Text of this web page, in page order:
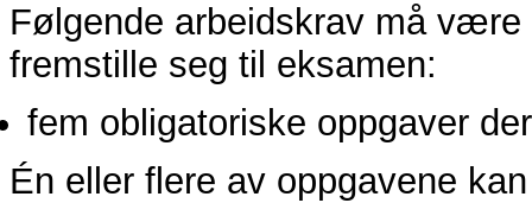
Følgende arbeidskrav må
fremstille seg til eksamen:
fem obligatoriske oppgaver
Én eller flere av oppgavene